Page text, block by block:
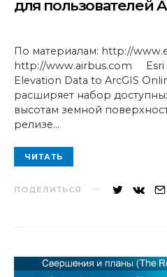
для пользователей
По материалам: http://
http://www.airbus.com Esri
Elevation Data to ArcGIS
расширяет набор
высотам земной
релизе…
ЧИТАТЬ
ПОДЕЛИТЬСЯ